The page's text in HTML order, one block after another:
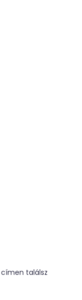
címen találsz